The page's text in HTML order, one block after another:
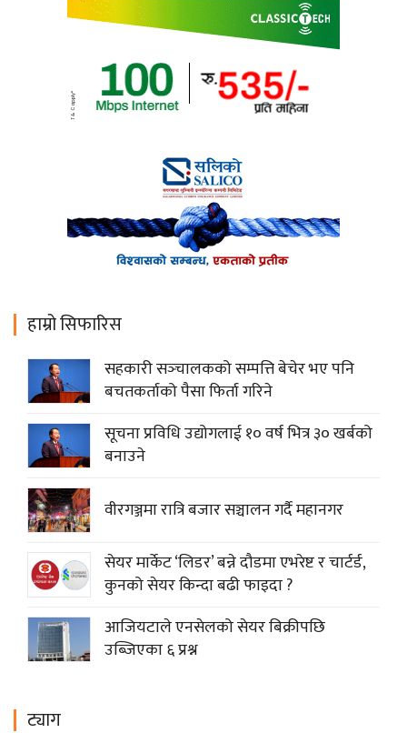
हाम्रो सिफारिस
सहकारी सञ्‍चालकको सम्पत्ति बेचेर भए पनि
बचतकर्ताको पैसा फिर्ता गरिने
सूचना प्रविधि उद्योगलाई १० वर्ष भित्र ३० खर्बको
बनाउने
वीरगञ्जमा रात्रि बजार सञ्चालन गर्दै महानगर
सेयर मार्केट ‘लिडर’ बन्ने दौडमा एभरेष्ट र चार्टर्ड,
कुनको सेयर किन्दा बढी फाइदा ?
आजियटाले एनसेलको सेयर बिक्रीपछि
उब्जिएका ६ प्रश्न
ट्याग